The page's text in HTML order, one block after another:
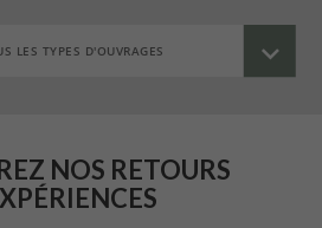
NOS RETOURS